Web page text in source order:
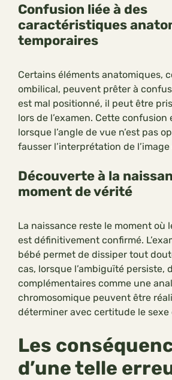
Confusion liée à des
caractéristiques
temporaires
Certains éléments anatomiques,
ombilical, peuvent prêter à
est mal positionné, il peut être
lors de l’examen. Cette confusion
lorsque l’angle de vue n’est pas
fausser l’interprétation de
Découverte à la
moment de vérité
La naissance reste le moment où
est définitivement confirmé.
bébé permet de dissiper tout
cas, lorsque l’ambiguïté persiste,
complémentaires comme une
chromosomique peuvent être
déterminer avec certitude le sexe
Les
d’une telle